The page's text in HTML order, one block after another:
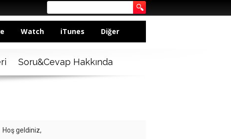
Watch iTunes Diğer
Soru&Cevap Hakkında
Hoş geldiniz,